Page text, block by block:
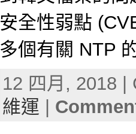
安全性弱點
多個有關 NTP
12 四月, 2018
維運